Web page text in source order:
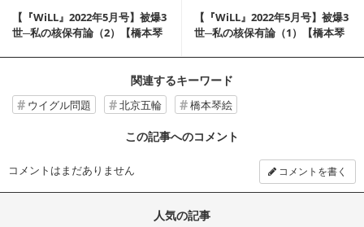
【『WiLL』2022年5月号】被爆3
世─私の核保有論（2）【橋本琴
【『WiLL』2022年5月号】被爆3
世─私の核保有論（1）【橋本琴
関連するキーワード
ウイグル問題 北京五輪 橋本琴絵
この記事へのコメント
コメントはまだありません コメントを書く
人気の記事